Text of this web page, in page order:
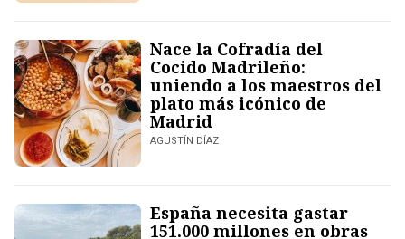
Nace la Cofradía del
Cocido Madrileño:
uniendo a los maestros del
plato más icónico de
Madrid
AGUSTÍN DÍAZ
España necesita gastar
151.000 millones en obras